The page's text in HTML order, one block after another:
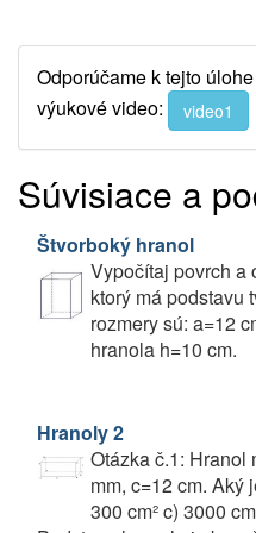
Odporúčame k tejto
výukové video:
video1
Súvisiace a
Štvorboký hranol
Vypočítaj povrch a
ktorý má podstavu
rozmery sú: a=12
hranola h=10 cm.
Hranoly 2
Otázka č.1: Hranol
mm, c=12 cm. Aký
300 cm² c) 3000